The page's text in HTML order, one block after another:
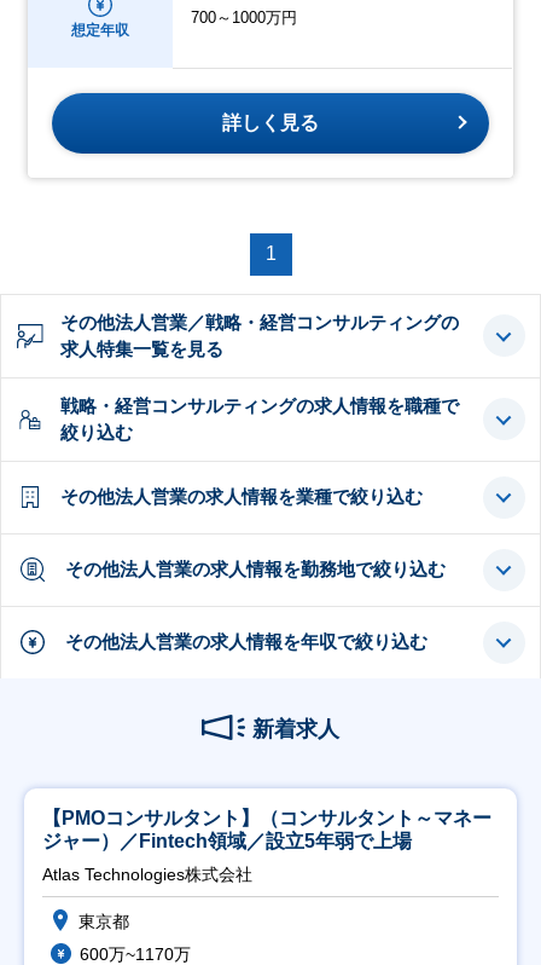
想定年収
700～1000万円
詳しく見る
1
その他法人営業／戦略・経営コンサルティングの
求人特集一覧を見る
戦略・経営コンサルティングの求人情報を職種で
絞り込む
その他法人営業の求人情報を業種で絞り込む
その他法人営業の求人情報を勤務地で絞り込む
その他法人営業の求人情報を年収で絞り込む
新着求人
【PMOコンサルタント】（コンサルタント～マネー
ジャー）／Fintech領域／設立5年弱で上場
Atlas Technologies株式会社
東京都
600万~1170万